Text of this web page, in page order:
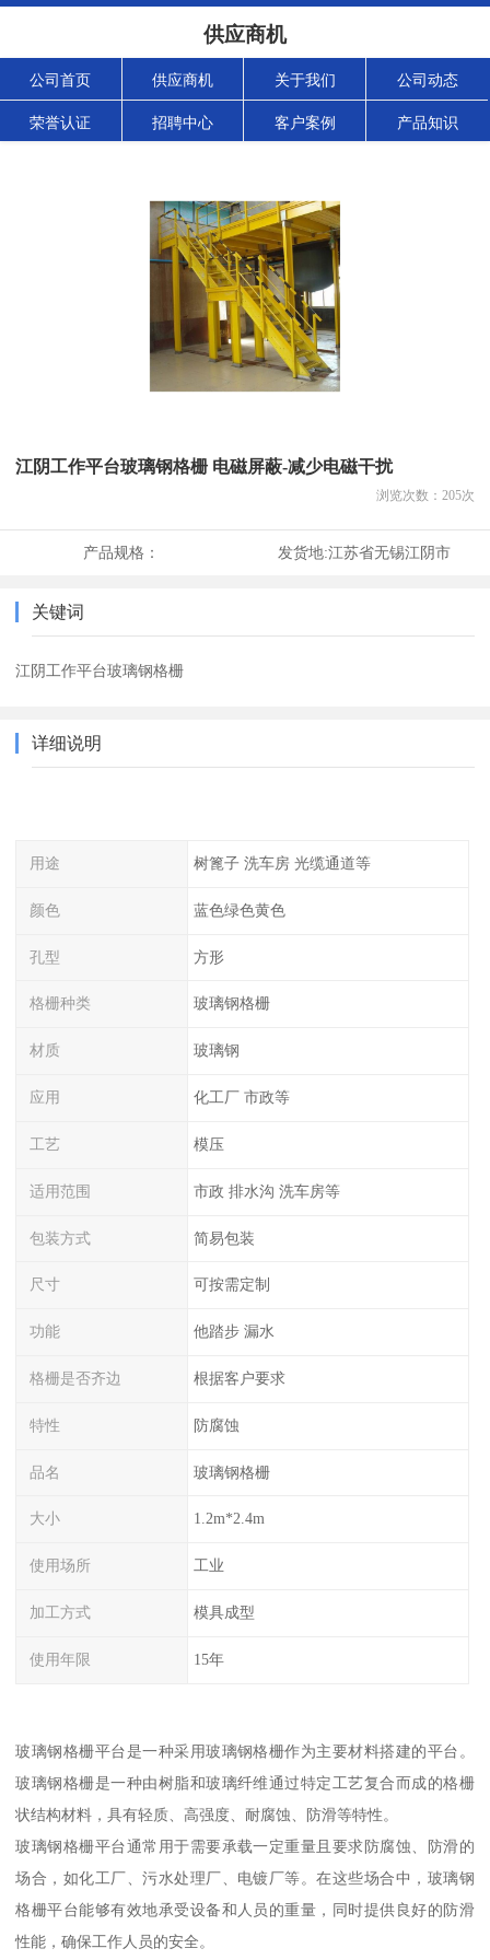
供应商机
公司首页 供应商机 关于我们 公司动态
荣誉认证 招聘中心 客户案例 产品知识
江阴工作平台玻璃钢格栅 电磁屏蔽-减少电磁干扰
浏览次数： 205次
产品规格： 发货地:江苏省无锡江阴市
关键词
江阴工作平台玻璃钢格栅
详细说明
用途 树篦子 洗车房 光缆通道等
颜色 蓝色绿色黄色
孔型 方形
格栅种类 玻璃钢格栅
材质 玻璃钢
应用 化工厂 市政等
工艺 模压
适用范围 市政 排水沟 洗车房等
包装方式 简易包装
尺寸 可按需定制
功能 他踏步 漏水
格栅是否齐边 根据客户要求
特性 防腐蚀
品名 玻璃钢格栅
大小 1.2m*2.4m
使用场所 工业
加工方式 模具成型
使用年限 15年
玻璃钢格栅平台是一种采用玻璃钢格栅作为主要材料搭建的平台。
玻璃钢格栅是一种由树脂和玻璃纤维通过特定工艺复合而成的格栅
状结构材料，具有轻质、高强度、耐腐蚀、防滑等特性。
玻璃钢格栅平台通常用于需要承载一定重量且要求防腐蚀、防滑的
场合，如化工厂、污水处理厂、电镀厂等。在这些场合中，玻璃钢
格栅平台能够有效地承受设备和人员的重量，同时提供良好的防滑
性能，确保工作人员的安全。